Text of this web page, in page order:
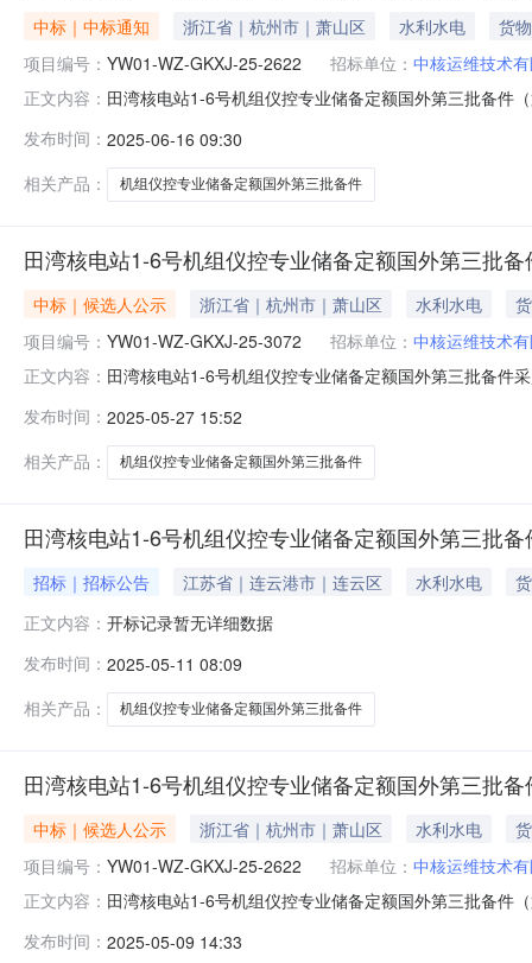
中标｜中标通知 浙江省｜杭州市｜萧山区 水利水电
货物
项目编号： YW01-WZ-GKXJ-25-2622 招标单位： 中核运维技术
正文内容： 田湾核电站1-6号机组仪控专业储备定额国外第三批备件
编号项目名称中选人1YW01-WZ-GKXJ-25-2622田湾核
备件（第二批
发布时间： 2025-06-16 09:30
相关产品：
机组仪控专业储备定额国外第三批备件
田湾核电站1-6号机组仪控专业储备定额国外第三批
中标｜候选人公示 浙江省｜杭州市｜萧山区 水利水电
项目编号： YW01-WZ-GKXJ-25-3072 招标单位： 中核运维技术
正文内容： 田湾核电站1-6号机组仪控专业储备定额国外第三批备件
经结束，评审委员会推荐成交候选人情况如下：序号成
发布时间： 2025-05-27 15:52
相关产品：
机组仪控专业储备定额国外第三批备件
田湾核电站1-6号机组仪控专业储备定额国外第三批备
招标｜招标公告 江苏省｜连云港市｜连云区 水利水电
正文内容： 开标记录暂无详细数据
发布时间： 2025-05-11 08:09
相关产品：
机组仪控专业储备定额国外第三批备件
田湾核电站1-6号机组仪控专业储备定额国外第三批
中标｜候选人公示 浙江省｜杭州市｜萧山区 水利水电
项目编号： YW01-WZ-GKXJ-25-2622 招标单位： 中核运维技术
正文内容： 田湾核电站1-6号机组仪控专业储备定额国外第三批备件
09日14时05分-2025年05月13日00时00分3、本项目的
发布时间： 2025-05-09 14:33